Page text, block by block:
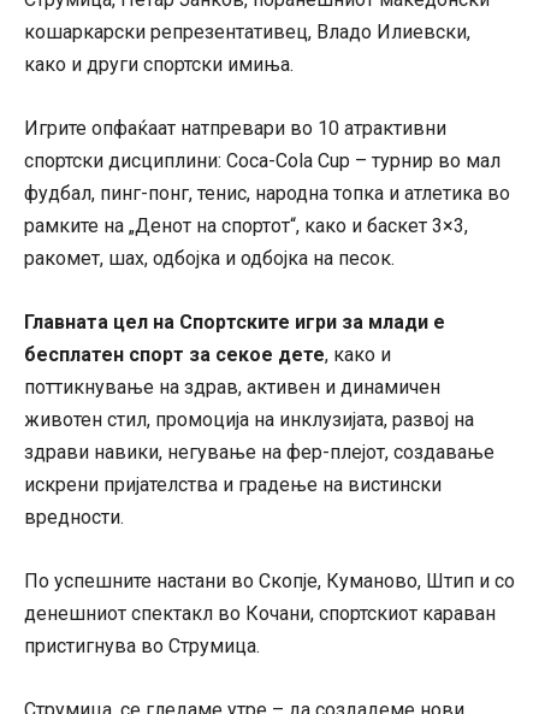
кошаркарски репрезентативец, Владо Илиевски,
како и други спортски имиња.
Игрите опфаќаат натпревари во 10 атрактивни
спортски дисциплини: Coca-Cola Cup – турнир во мал
фудбал, пинг-понг, тенис, народна топка и атлетика во
рамките на „Денот на спортот“, како и баскет 3×3,
ракомет, шах, одбојка и одбојка на песок.
Главната цел на Спортските игри за млади е
бесплатен спорт за секое дете, како и
поттикнување на здрав, активен и динамичен
животен стил, промоција на инклузијата, развој на
здрави навики, негување на фер-плејот, создавање
искрени пријателства и градење на вистински
вредности.
По успешните настани во Скопје, Куманово, Штип и со
денешниот спектакл во Кочани, спортскиот караван
пристигнува во Струмица.
Струмица, се гледаме утре – да создадеме нови